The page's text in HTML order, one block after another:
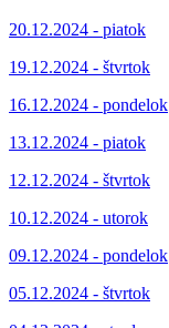
20.12.2024 - piatok
19.12.2024 - štvrtok
16.12.2024 - pondelok
13.12.2024 - piatok
12.12.2024 - štvrtok
10.12.2024 - utorok
09.12.2024 - pondelok
05.12.2024 - štvrtok